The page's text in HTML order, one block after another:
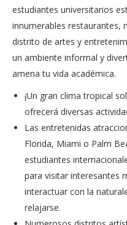
estudiantes universitarios
innumerables restaurantes,
distrito de artes y
un ambiente informal y
amena tu vida académica.
¡Un gran clima tropical
ofrecerá diversas
Las entretenidas
Florida, Miami o Palm
estudiantes
para visitar interesantes
interactuar con la
relajarse.